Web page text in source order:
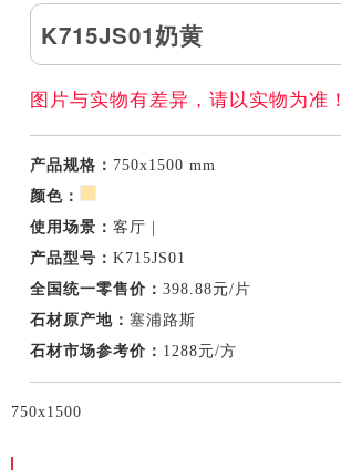
K715JS01奶黄
图片与实物有差异，请以实物为准！
产品规格： 750x1500 mm
颜色：
使用场景：客厅 |
产品型号：K715JS01
全国统一零售价：398.88元/片
石材原产地：塞浦路斯
石材市场参考价： 1288元/方
750x1500